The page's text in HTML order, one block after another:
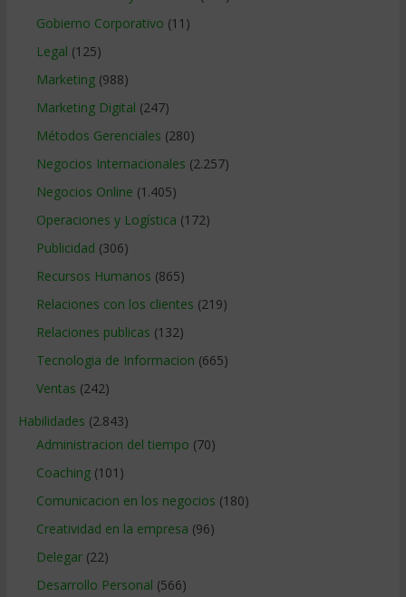
Gobierno Corporativo (11)
Legal (125)
Marketing(988)
Marketing Digital (247)
Métodos Gerenciales (280)
Negocios Internacionales (2.257)
Negocios Online (1.405)
Operaciones y Logística (172)
Publicidad (306)
Recursos Humanos (865)
Relaciones con los clientes (219)
Relaciones publicas (132)
Tecnologia de Informacion (665)
Ventas (242)
Habilidades (2.843)
Administracion del tiempo (70)
Coaching(101)
Comunicacion en los negocios (180)
Creatividad en la empresa (96)
Delegar(22)
Desarrollo Personal (566)